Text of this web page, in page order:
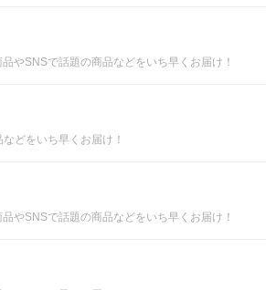
やSNSで話題の商品などをいち早くお届け！
どをいち早くお届け！
やSNSで話題の商品などをいち早くお届け！